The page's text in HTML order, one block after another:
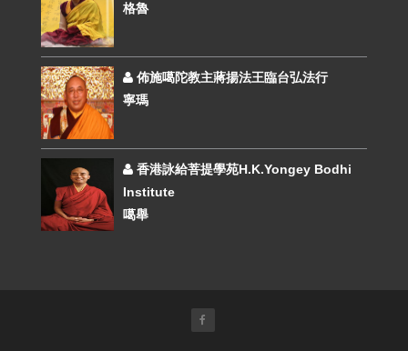
格魯
佈施噶陀教主蔣揚法王臨台弘法行
寧瑪
香港詠給菩提學苑H.K.Yongey Bodhi
Institute
噶舉